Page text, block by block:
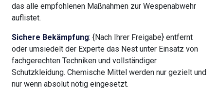
das alle empfohlenen Maßnahmen zur Wespenabwehr
auflistet.
Sichere Bekämpfung: {Nach Ihrer Freigabe} entfernt
oder umsiedelt der Experte das Nest unter Einsatz von
fachgerechten Techniken und vollständiger
Schutzkleidung. Chemische Mittel werden nur gezielt und
nur wenn absolut nötig eingesetzt.